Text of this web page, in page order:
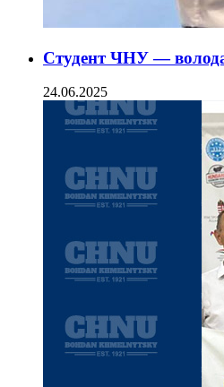
Студент ЧНУ —
24.06.2025